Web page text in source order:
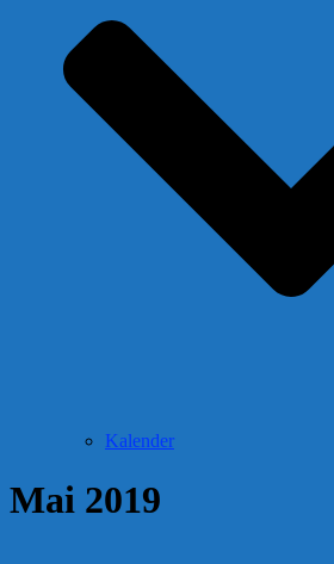
Kalender
Mai 2019